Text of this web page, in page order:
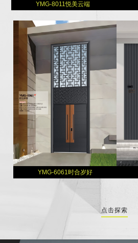
YMG-8011悦美云端
YMG-6061时合岁好
点击探索